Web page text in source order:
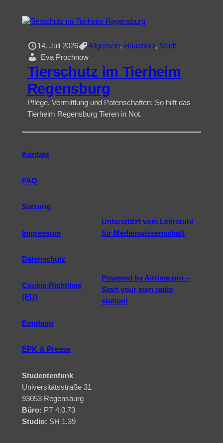
14. Juli 2026 Allgemein, Haustiere, Stadt
Eva Prochnow
Tierschutz im Tierheim
Regensburg
Pflege, Vermittlung und Patenschaften: So hilft das
Tierheim Regensburg Tieren in Not.
Kontakt
FAQ
Satzung
Impressum
Datenschutz
Cookie-Richtlinie
(EU)
Empfang
EPK & Presse
Unterstützt vom Lehrstuhl
für Medienwissenschaft
Powered by Airtime.pro –
Start your own radio
station!
Studentenfunk
Universitätsstraße 31
93053 Regensburg
Büro: PT 4.0.73
Studio: SH 1.39